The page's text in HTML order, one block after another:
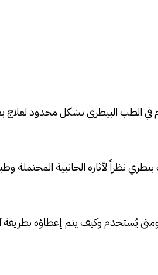
في الطب البيطري بشكل محدود
نظراً لآثاره الجانبية المحتملة
ومتى يُستخدم وكيف يتم إعطاؤه بطريقة